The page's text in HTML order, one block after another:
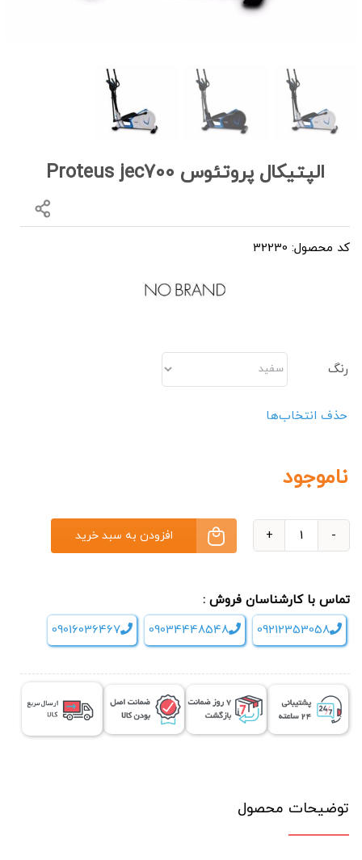
الپتیکال پروتئوس Proteus jec700
کد محصول: 32230
رنگ
حذف انتخاب‌ها
ناموجود
jec700
عدد
افزودن به سبد خرید
تماس با کارشناسان فروش :
09212353058
09034448548
09016036467
توضیحات محصول